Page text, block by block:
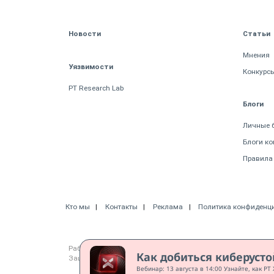
Как добиться
Вебинар: 13 августа в 14:00 Узнайте, как
Новости
Уязвимости
PT Research Lab
Статьи
Мнения
Блоги
Личные
Блоги
Кто мы Контакты Реклама Политика
Работает на CMS "1С-Битрикс: Управление сайтом"
Защищено CURATOR